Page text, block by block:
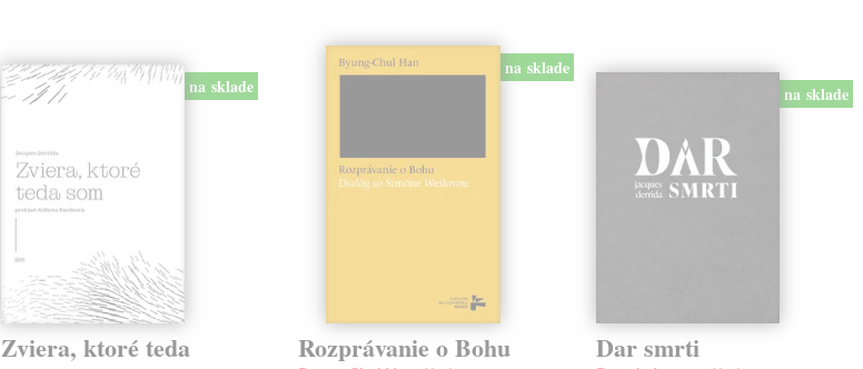
na sklade
Zviera, ktoré teda
na sklade
Rozprávanie o Bohu
na sklade
Dar smrti